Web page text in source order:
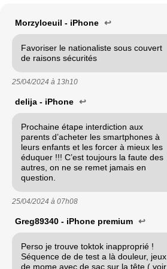
Morzyloeuil - iPhone ↩
Favoriser le nationaliste sous couvert
de raisons sécurités
25/04/2024 à 13h10
delija - iPhone ↩
Prochaine étape interdiction aux
parents d’acheter les smartphones à
leurs enfants et les forcer à mieux les
éduquer !!! C’est toujours la faute des
autres, on ne se remet jamais en
question.
25/04/2024 à 07h08
Greg89340 - iPhone premium ↩
Perso je trouve toktok inapproprié !
Séquence de de test a là douleur, jeux
de mome avec de sac sur la tête ( voir